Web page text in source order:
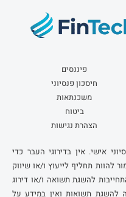
פיננסים
חיסכון פנסיוני
משכנתאות
ביטוח
הצהרת נגישות
אישי. אין בדירוגי העבר כדי
3. ע • אין באמור להוות תחליף לייעוץ ו/או שיווק
להשגת תשואה ו/או דירוג
להשגת תשואות ואין במידע על